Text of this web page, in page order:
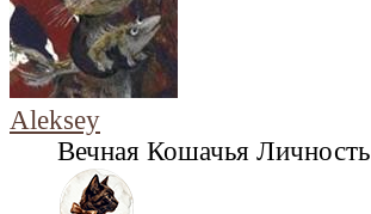
Aleksey
Вечная Кошачья Личность